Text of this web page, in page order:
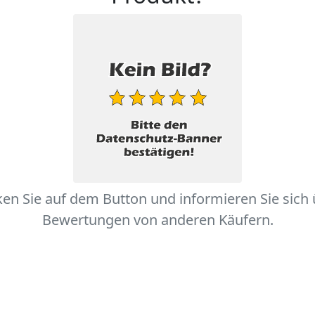
Sie auf dem Button und informieren Sie sich
Bewertungen von anderen Käufern.